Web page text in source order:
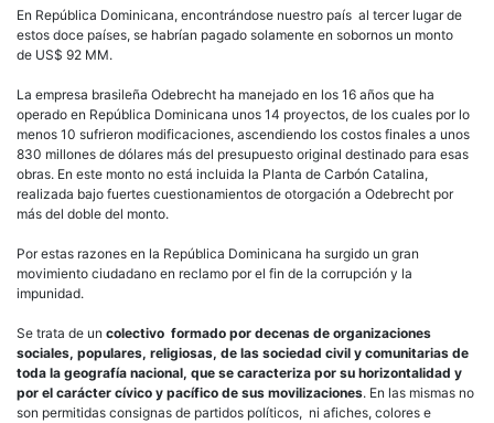
En República Dominicana, encontrándose nuestro país al tercer lugar de
estos doce países, se habrían pagado solamente en sobornos un monto
de US$ 92 MM.
La empresa brasileña Odebrecht ha manejado en los 16 años que ha
operado en República Dominicana unos 14 proyectos, de los cuales por lo
menos 10 sufrieron modificaciones, ascendiendo los costos finales a unos
830 millones de dólares más del presupuesto original destinado para esas
obras. En este monto no está incluida la Planta de Carbón Catalina,
realizada bajo fuertes cuestionamientos de otorgación a Odebrecht por
más del doble del monto.
Por estas razones en la República Dominicana ha surgido un gran
movimiento ciudadano en reclamo por el fin de la corrupción y la
impunidad.
Se trata de un colectivo formado por decenas de organizaciones
sociales, populares, religiosas, de las sociedad civil y comunitarias de
toda la geografía nacional, que se caracteriza por su horizontalidad y
por el carácter cívico y pacífico de sus movilizaciones. En las mismas no
son permitidas consignas de partidos políticos, ni afiches, colores e